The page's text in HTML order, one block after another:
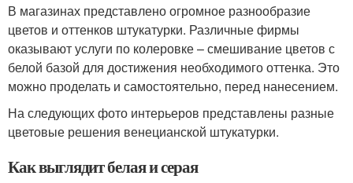
В магазинах представлено огромное разнообразие
цветов и оттенков штукатурки. Различные фирмы
оказывают услуги по колеровке – смешивание цветов с
белой базой для достижения необходимого оттенка. Это
можно проделать и самостоятельно, перед нанесением.
На следующих фото интерьеров представлены разные
цветовые решения венецианской штукатурки.
Как выглядит белая и серая